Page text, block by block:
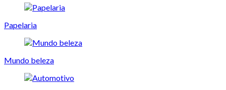
Papelaria
Mundo beleza